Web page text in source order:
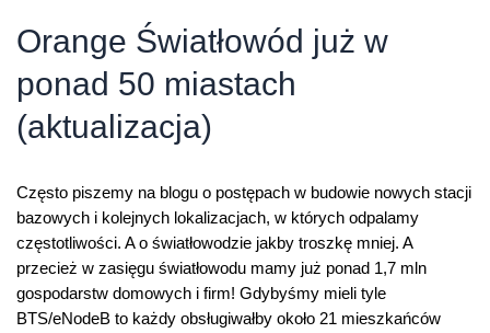
Orange Światłowód już w
ponad 50 miastach
(aktualizacja)
Często piszemy na blogu o postępach w budowie nowych stacji
bazowych i kolejnych lokalizacjach, w których odpalamy
częstotliwości. A o światłowodzie jakby troszkę mniej. A
przecież w zasięgu światłowodu mamy już ponad 1,7 mln
gospodarstw domowych i firm! Gdybyśmy mieli tyle
BTS/eNodeB to każdy obsługiwałby około 21 mieszkańców